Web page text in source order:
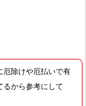
厄除けや厄払いで有
るから参考にして